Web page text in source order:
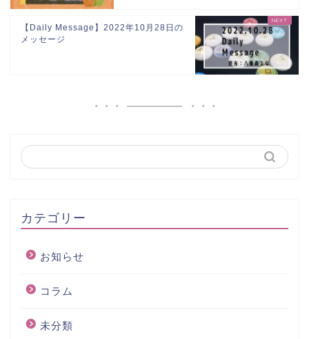
【Daily Message】2022年10月28日の
メッセージ
カテゴリー
お知らせ
コラム
未分類